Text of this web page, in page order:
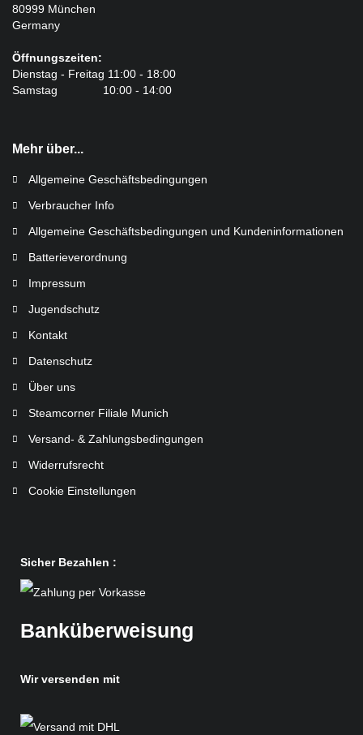
80999 München
Germany
Öffnungszeiten:
Dienstag - Freitag 11:00 - 18:00
Samstag 10:00 - 14:00
Mehr über...
Allgemeine Geschäftsbedingungen
Verbraucher Info
Allgemeine Geschäftsbedingungen und Kundeninformationen
Batterieverordnung
Impressum
Jugendschutz
Kontakt
Datenschutz
Über uns
Steamcorner Filiale Munich
Versand- & Zahlungsbedingungen
Widerrufsrecht
Cookie Einstellungen
Sicher Bezahlen :
Banküberweisung
Wir versenden mit